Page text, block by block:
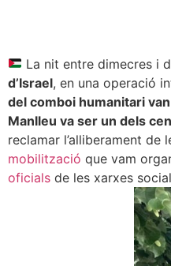
La nit entre dimecres i
d’Israel, en una operació
del comboi humanitari
Manlleu va ser un dels
reclamar l’alliberament
mobilització que vam
oficials de les xarxes